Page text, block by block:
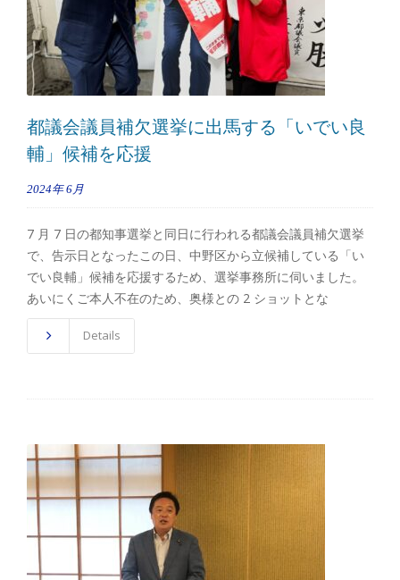
都議会議員補欠選挙に出馬する「いでい良
輔」候補を応援
2024年 6月
7 月 7 日の都知事選挙と同日に行われる都議会議員補欠選挙
で、告示日となったこの日、中野区から立候補している「い
でい良輔」候補を応援するため、選挙事務所に伺いました。
あいにくご本人不在のため、奥様との 2 ショットとな
Details